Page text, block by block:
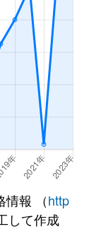
情報 （http
して作成